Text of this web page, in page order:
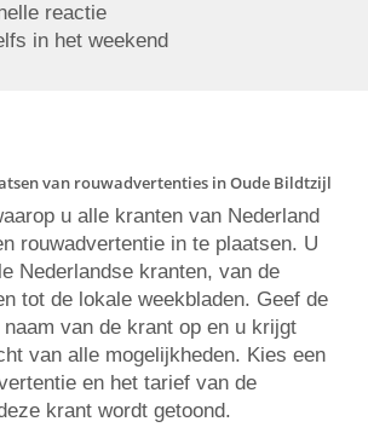
reactie
in het weekend
van rouwadvertenties in Oude Bildtzijl
u alle kranten van Nederland
rouwadvertentie in te plaatsen. U
Nederlandse kranten, van de
tot de lokale weekbladen. Geef de
van de krant op en u krijgt
van alle mogelijkheden. Kies een
en het tarief van de
krant wordt getoond.